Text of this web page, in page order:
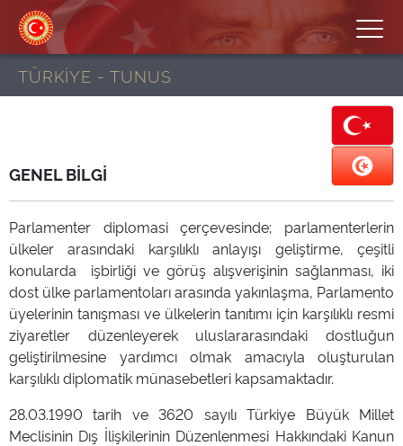
TÜRKİYE - TUNUS
GENEL BİLGİ
Parlamenter diplomasi çerçevesinde; parlamenterlerin
ülkeler arasındaki karşılıklı anlayışı geliştirme, çeşitli
konularda işbirliği ve görüş alışverişinin sağlanması, iki
dost ülke parlamentoları arasında yakınlaşma, Parlamento
üyelerinin tanışması ve ülkelerin tanıtımı için karşılıklı resmi
ziyaretler düzenleyerek uluslararasındaki dostluğun
geliştirilmesine yardımcı olmak amacıyla oluşturulan
karşılıklı diplomatik münasebetleri kapsamaktadır.
28.03.1990 tarih ve 3620 sayılı Türkiye Büyük Millet
Meclisinin Dış İlişkilerinin Düzenlenmesi Hakkındaki Kanun